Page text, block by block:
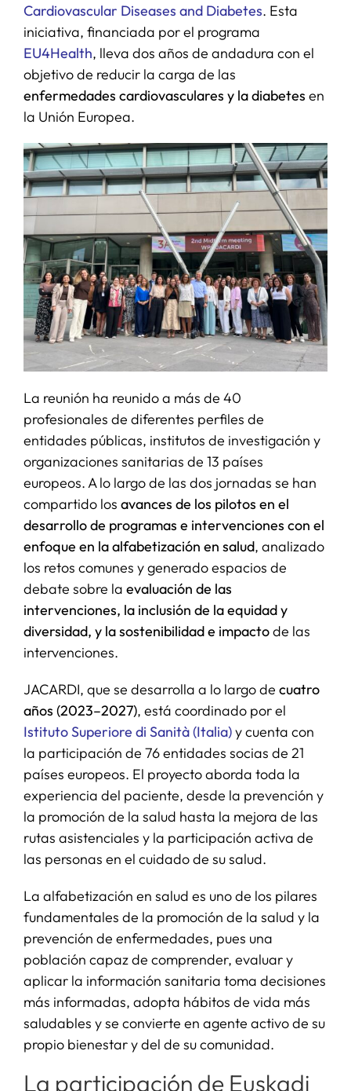
Cardiovascular Diseases and Diabetes. Esta
iniciativa, financiada por el programa
EU4Health, lleva dos años de andadura con el
objetivo de reducir la carga de las
enfermedades cardiovasculares y la diabetes en
la Unión Europea.
La reunión ha reunido a más de 40
profesionales de diferentes perfiles de
entidades públicas, institutos de investigación y
organizaciones sanitarias de 13 países
europeos. A lo largo de las dos jornadas se han
compartido los avances de los pilotos en el
desarrollo de programas e intervenciones con el
enfoque en la alfabetización en salud, analizado
los retos comunes y generado espacios de
debate sobre la evaluación de las
intervenciones, la inclusión de la equidad y
diversidad, y la sostenibilidad e impactode las
intervenciones.
JACARDI, que se desarrolla a lo largo de cuatro
años (2023–2027), está coordinado por el
Istituto Superiore di Sanità (Italia)y cuenta con
la participación de 76 entidades socias de 21
países europeos. El proyecto aborda toda la
experiencia del paciente, desde la prevención y
la promoción de la salud hasta la mejora de las
rutas asistenciales y la participación activa de
las personas en el cuidado de su salud.
La alfabetización en salud es uno de los pilares
fundamentales de la promoción de la salud y la
prevención de enfermedades, pues una
población capaz de comprender, evaluar y
aplicar la información sanitaria toma decisiones
más informadas, adopta hábitos de vida más
saludables y se convierte en agente activo de su
propio bienestar y del de su comunidad.
La participación de Euskadi